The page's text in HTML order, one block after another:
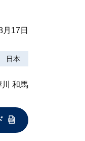
月17日
日本
川 和馬